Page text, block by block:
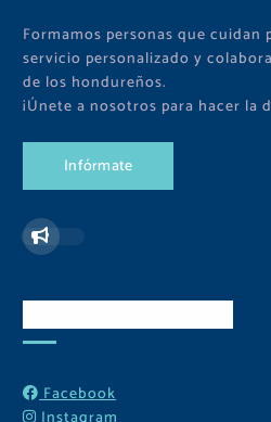
Formamos personas que cuidan
servicio personalizado y
de los hondureños.
¡Únete a nosotros para hacer la
Infórmate
Facebook